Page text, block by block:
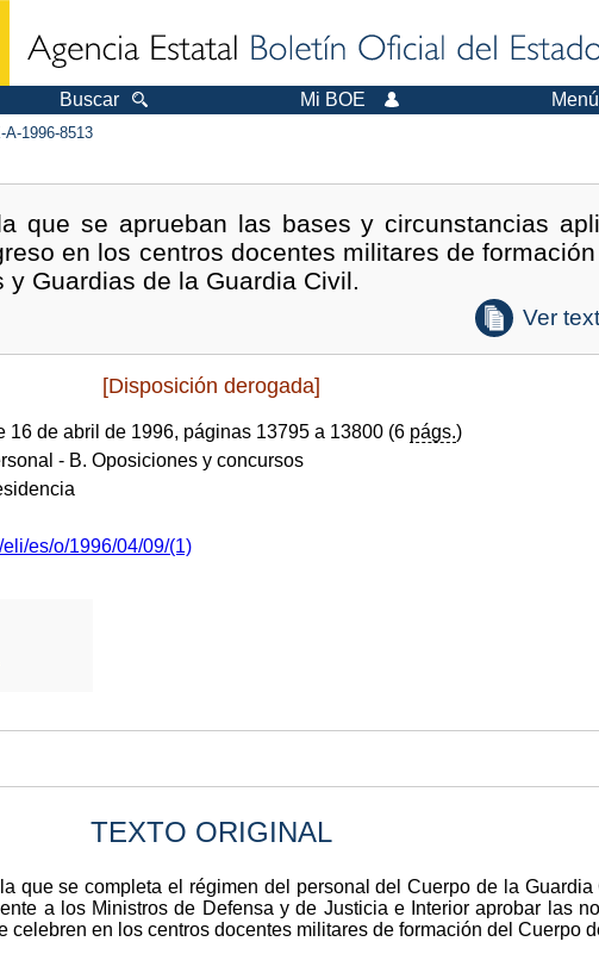
Buscar Mi BOE Menú
A-1996-8513
que se aprueban las bases y circunstancias
en los centros docentes militares de
Guardias de la Guardia Civil.
Ver
[Disposición derogada]
16 de abril de 1996, páginas 13795 a 13800 (6 págs.)
- B. Oposiciones y concursos
es/o/1996/04/09/(1)
TEXTO ORIGINAL
que se completa el régimen del personal del Cuerpo de la
a los Ministros de Defensa y de Justicia e Interior aprobar las
celebren en los centros docentes militares de formación del Cuerpo